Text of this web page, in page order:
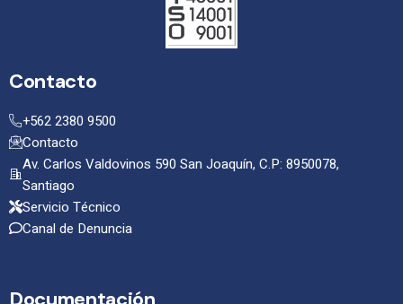
Contacto
+562 2380 9500
Contacto
Av. Carlos Valdovinos 590 San Joaquín, C.P: 8950078,
Santiago
Servicio Técnico
Canal de Denuncia